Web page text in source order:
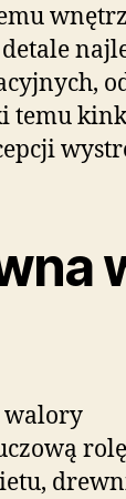
temu
walory